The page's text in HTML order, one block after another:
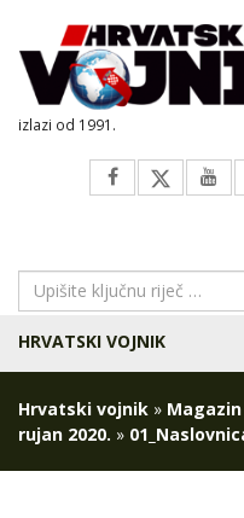
izlazi od 1991.
HRVATSKI VOJNIK
Hrvatski vojnik » Magazin
rujan 2020. »